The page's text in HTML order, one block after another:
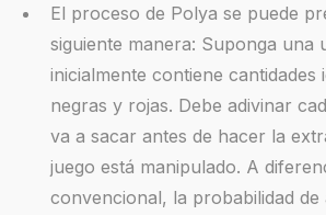
El proceso de Polya se puede
siguiente manera: Suponga una
inicialmente contiene cantidades
negras y rojas. Debe adivinar
va a sacar antes de hacer la
juego está manipulado. A
convencional, la probabilidad de